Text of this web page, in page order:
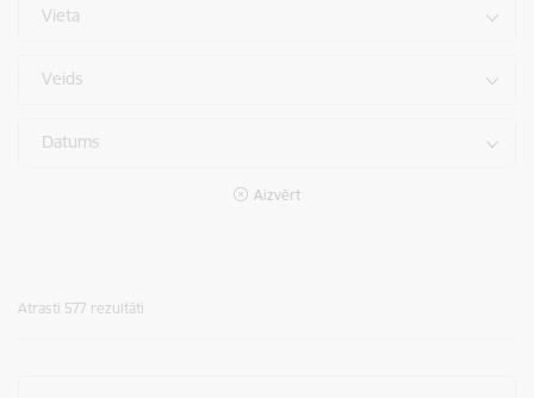
Vieta
Veids
Datums
Aizvērt
Atrasti 577 rezultāti